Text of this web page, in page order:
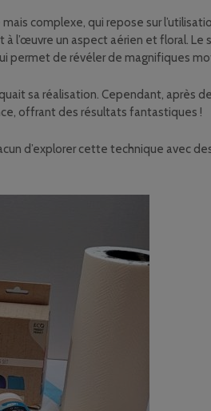
complexe, qui repose sur
l’œuvre un aspect aérien et floral. Le
permet de révéler de magnifiques
sa réalisation. Cependant, après
offrant des résultats fantastiques !
d’explorer cette technique avec